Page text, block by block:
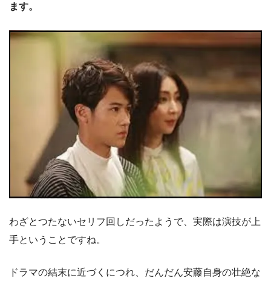
ます。
わざとつたないセリフ回しだったようで、実際は演技が上
手ということですね。
ドラマの結末に近づくにつれ、だんだん安藤自身の壮絶な